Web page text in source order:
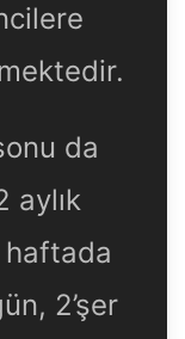
da
aylık
2’şer